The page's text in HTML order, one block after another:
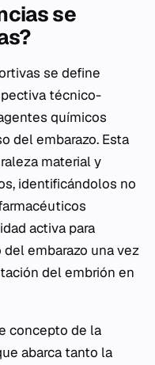
se
se define
técnico-
químicos
del embarazo. Esta
material y
identificándolos no
activa para
embarazo una vez
del embrión en
concepto de la
abarca tanto la